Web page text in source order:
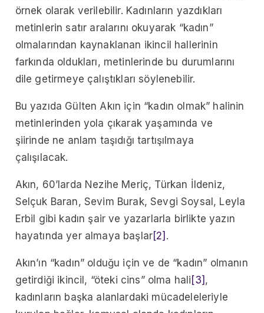
örnek olarak verilebilir. Kadınların yazdıkları
metinlerin satır aralarını okuyarak “kadın”
olmalarından kaynaklanan ikincil hallerinin
farkında oldukları, metinlerinde bu durumlarını
dile getirmeye çalıştıkları söylenebilir.
Bu yazıda Gülten Akın için “kadın olmak” halinin
metinlerinden yola çıkarak yaşamında ve
şiirinde ne anlam taşıdığı tartışılmaya
çalışılacak.
Akın, 60’larda Nezihe Meriç, Türkan İldeniz,
Selçuk Baran, Sevim Burak, Sevgi Soysal, Leyla
Erbil gibi kadın şair ve yazarlarla birlikte yazın
hayatında yer almaya başlar[2] .
Akın’ın “kadın” olduğu için ve de “kadın” olmanın
getirdiği ikincil, “öteki cins” olma hali [3] ,
kadınların başka alanlardaki mücadeleleriyle